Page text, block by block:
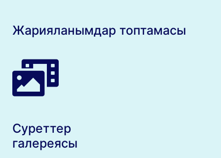
Жарияланымдар топтамасы
Суреттер
галереясы